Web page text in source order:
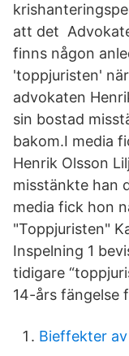
att det
finns någon
'toppjuristen'
advokaten
sin bostad
bakom.I media
Henrik Olsson
misstänkte han
media fick hon
"Toppjuristen"
Inspelning 1
tidigare
14-års fängelse
Bieffekter